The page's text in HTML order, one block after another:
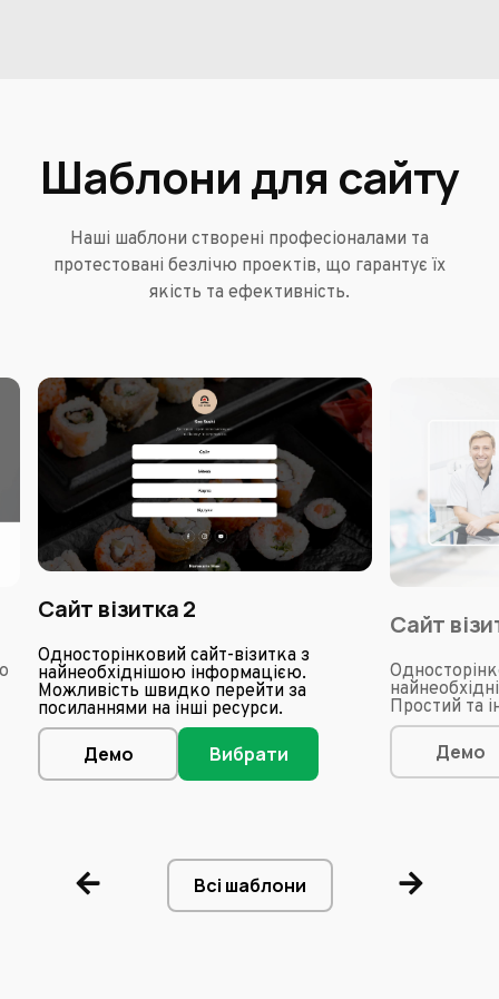
Шаблони для сайту
Наші шаблони створені професіоналами та
протестовані безлічю проектів, що гарантує їх
якість та ефективність.
Сайт візитка 2
Односторінковий сайт-візитка з
найнеобхіднішою інформацією.
Можливість швидко перейти за
посиланнями на інші ресурси.
Демо Вибрати
Сайт
Простий та
Демо
Всі шаблони